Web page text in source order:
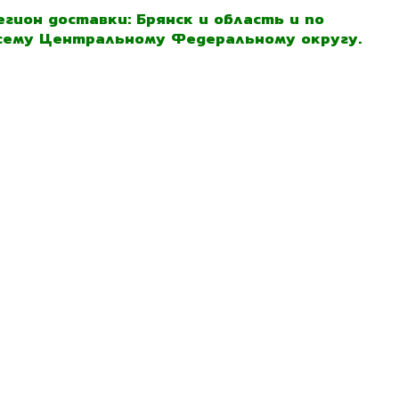
доставки: Брянск и область и по
Центральному Федеральному округу.